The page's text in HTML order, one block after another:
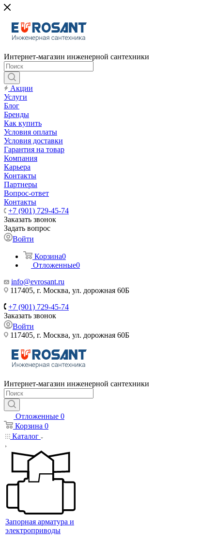
Интернет-магазин инженерной сантехники
Акции
Услуги
Блог
Бренды
Как купить
Условия оплаты
Условия доставки
Гарантия на товар
Компания
Карьера
Контакты
Партнеры
Вопрос-ответ
Контакты
+7 (901) 729-45-74
Заказать звонок
Задать вопрос
Войти
Корзина0
Отложенные0
info@evrosant.ru
117405, г. Москва, ул. дорожная 60Б
+7 (901) 729-45-74
Заказать звонок
Войти
117405, г. Москва, ул. дорожная 60Б
Интернет-магазин инженерной сантехники
Отложенные 0
Корзина 0
Каталог
Запорная арматура и
электроприводы